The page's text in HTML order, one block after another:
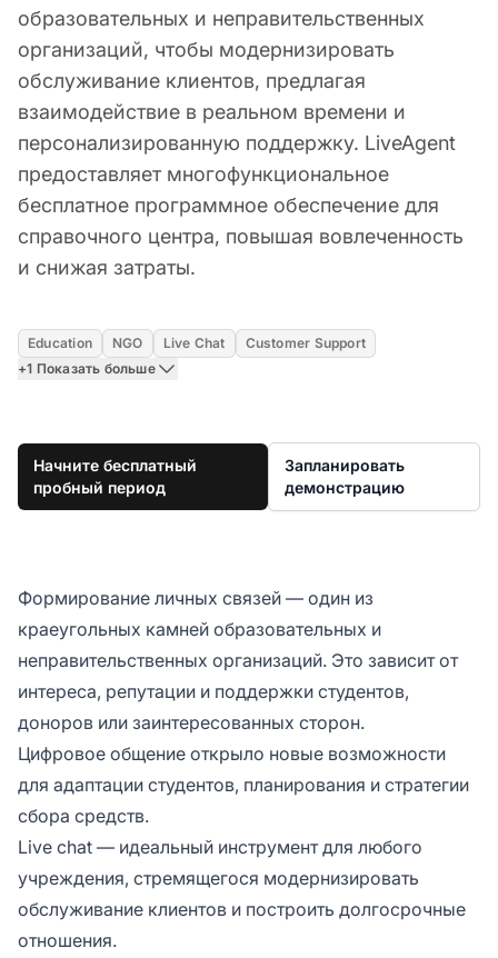
образовательных и неправительственных
организаций, чтобы модернизировать
обслуживание клиентов, предлагая
взаимодействие в реальном времени и
персонализированную поддержку. LiveAgent
предоставляет многофункциональное
бесплатное программное обеспечение для
справочного центра, повышая вовлеченность
и снижая затраты.
Education NGO Live Chat
Customer Support
+1 Показать больше
Начните бесплатный
пробный период
Запланировать
демонстрацию
Формирование личных связей — один из
краеугольных камней образовательных и
неправительственных организаций. Это зависит от
интереса, репутации и поддержки студентов,
доноров или заинтересованных сторон.
Цифровое общение открыло новые возможности
для адаптации студентов, планирования и стратегии
сбора средств.
Live chat — идеальный инструмент для любого
учреждения, стремящегося модернизировать
обслуживание клиентов и построить долгосрочные
отношения.